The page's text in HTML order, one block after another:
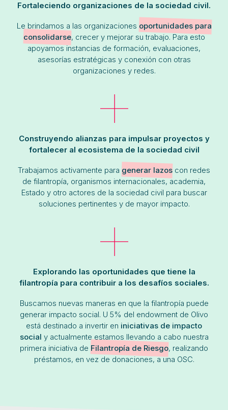
Fortaleciendo organizaciones de la sociedad civil.
Le brindamos a las organizaciones oportunidades para
consolidarse, crecer y mejorar su trabajo. Para esto
apoyamos instancias de formación, evaluaciones,
asesorías estratégicas y conexión con otras
organizaciones y redes.
Construyendo alianzas para impulsar proyectos y
fortalecer al ecosistema de la sociedad civil
Trabajamos activamente para generar lazos con redes
de filantropía, organismos internacionales, academia,
Estado y otro actores de la sociedad civil para buscar
soluciones pertinentes y de mayor impacto.
Explorando las oportunidades que tiene la
filantropía para contribuir a los desafíos sociales.
Buscamos nuevas maneras en que la filantropía puede
generar impacto social. U 5% del endowment de Olivo
está destinado a invertir en iniciativas de impacto
social y actualmente estamos llevando a cabo nuestra
primera iniciativa de Filantropía de Riesgo, realizando
préstamos, en vez de donaciones, a una OSC.